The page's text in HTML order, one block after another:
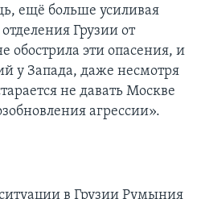
ещё больше усиливая
Грузии от
обострила эти опасения, и
у Запада, даже несмотря
не давать Москве
агрессии».
в Грузии Румыния